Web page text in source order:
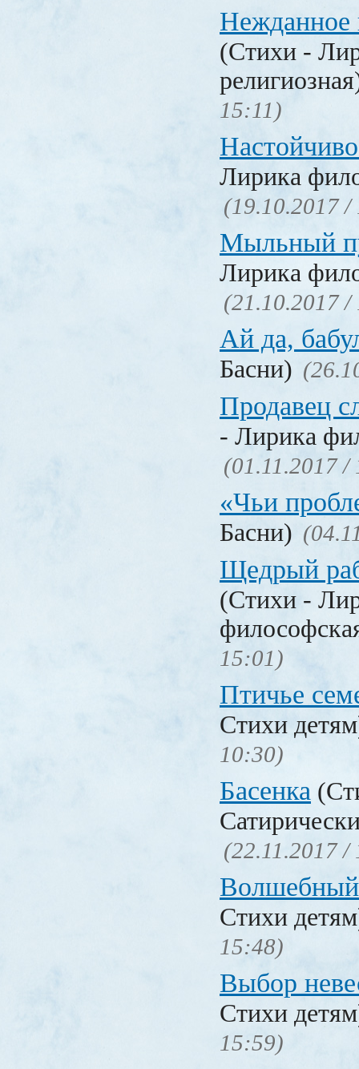
Нежданное
(Стихи -
15:11)
Лирика
(19.10.2017 /
Мыльный
Лирика
(21.10.2017 /
Ай да,
Басни)
Продавец
- Лирика
(01.11.2017 /
«Чьи
Басни)
Щедрый
(Стихи -
15:01)
Птичье
Стихи
10:30)
Басенка
(22.11.2017 /
Стихи
15:48)
Выбор
Стихи
15:59)